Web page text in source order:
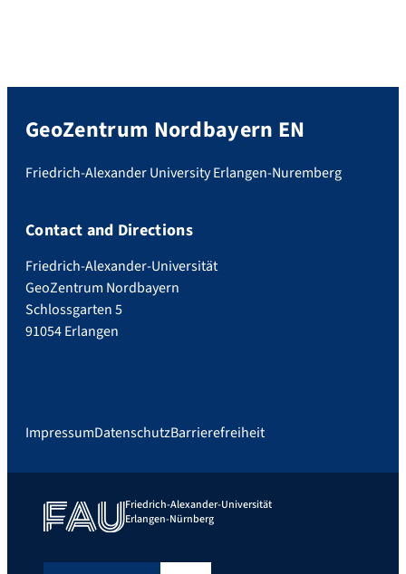
GeoZentrum Nordbayern EN
Friedrich-Alexander University Erlangen-Nuremberg
Contact and Directions
Friedrich-Alexander-Universität
GeoZentrum Nordbayern
Schlossgarten 5
91054 Erlangen
ImpressumDatenschutzBarrierefreiheit
Friedrich-Alexander-Universität
Erlangen-Nürnberg